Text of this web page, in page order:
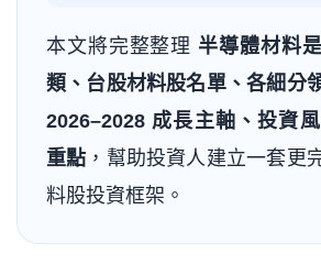
本文將完整整理 半導體材料
類、台股材料股名單、各細分
2026–2028 成長主軸、投資
重點 ，幫助投資人建立一套更
料股投資框架。